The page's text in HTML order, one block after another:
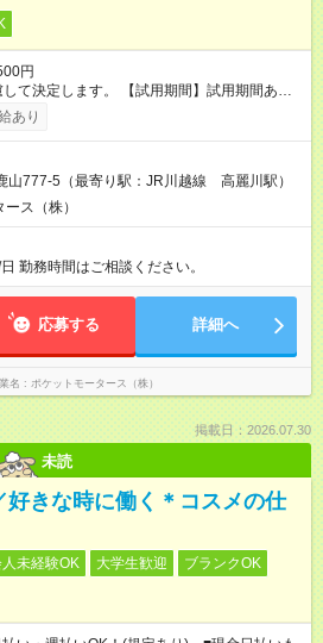
円
。 【試用期間】試用期間あり
3ヶ月 雇用形態、給与は本採用時と同じです。
あり
山777-5（最寄り駅：JR川越線 高麗川駅）
ス（株）
勤務時間はご相談ください。
応募する 詳細へ
名 ポケットモータース（株）
掲載日：2026.07.30
未読
好きな時に働く＊コスメの仕
未経験OK 大学生歓迎
ブランクOK